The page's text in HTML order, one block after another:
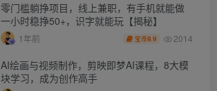
零门槛躺挣项目，线上兼职，有手机就能做
一小时稳挣50+，识字就能玩【揭秘】
1年前 宝币9.9 2014
AI绘画与视频制作，剪映即梦AI课程，8大模
块学习，成为创作高手